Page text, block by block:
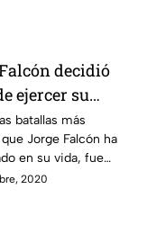
decidió
ejercer su
como dentista,
a la
Conoce su
| En Sus
batallas más
Jorge Falcón ha
en su vida, fue
El
2020